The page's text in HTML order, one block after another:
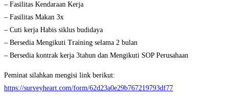
– Fasilitas Kendaraan Kerja
– Fasilitas Makan 3x
– Cuti kerja Habis siklus budidaya
– Bersedia Mengikuti Training selama 2 bulan
– Bersedia kontrak kerja 3tahun dan Mengikuti SOP Perusahaan
Peminat silahkan mengisi link berikut:
https://surveyheart.com/form/62d23a0e29b767219793df77